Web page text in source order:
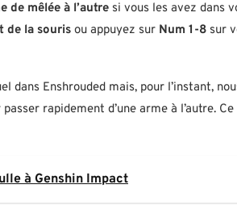
de mêlée à l’autre si vous les avez dans
de la souris ou appuyez sur Num 1-8 sur
dans Enshrouded mais, pour l’instant,
rapidement d’une arme à l’autre. Ce
à Genshin Impact